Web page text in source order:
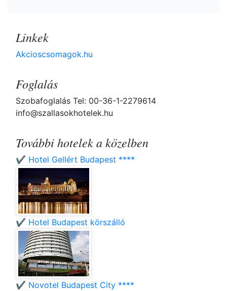
Linkek
Akcioscsomagok.hu
Foglalás
Szobafoglalás Tel: 00-36-1-2279614
info@szallasokhotelek.hu
További hotelek a közelben
✔️ Hotel Gellért Budapest ****
✔️ Hotel Budapest körszálló
✔️ Novotel Budapest City ****